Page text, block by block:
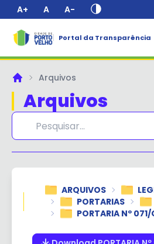
A+ A A-
Portal da Transparência
PrincipalArquivos
Arquivos
ARQUIVOS
PORTARIAS
PORTARIA Nº
✕